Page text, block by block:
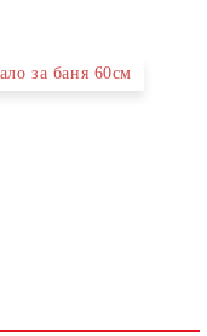
ден.
за баня 60см